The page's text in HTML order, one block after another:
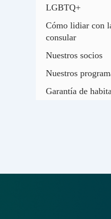
LGBTQ+
Cómo lidiar con
consular
Nuestros socios
Nuestros
Garantía de